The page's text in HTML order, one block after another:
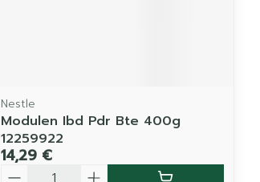
Nestle
Modulen Ibd Pdr Bte 400g
12259922
14,29 €
Quantité